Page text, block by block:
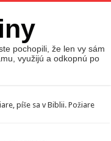
pochopili, že len vy sám
využijú a odkopnú po
píše sa v Biblii. Požiare